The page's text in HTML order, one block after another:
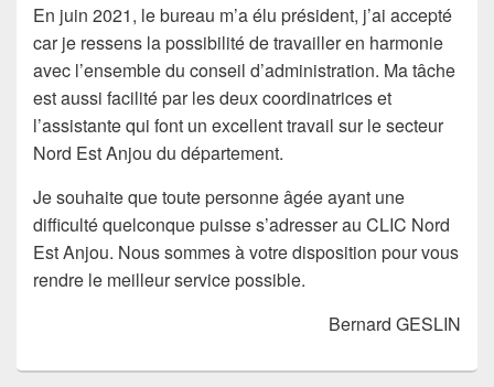
En juin 2021, le bureau m’a élu président, j’ai accepté
car je ressens la possibilité de travailler en harmonie
avec l’ensemble du conseil d’administration. Ma tâche
est aussi facilité par les deux coordinatrices et
l’assistante qui font un excellent travail sur le secteur
Nord Est Anjou du département.
Je souhaite que toute personne âgée ayant une
difficulté quelconque puisse s’adresser au CLIC Nord
Est Anjou. Nous sommes à votre disposition pour vous
rendre le meilleur service possible.
Bernard GESLIN